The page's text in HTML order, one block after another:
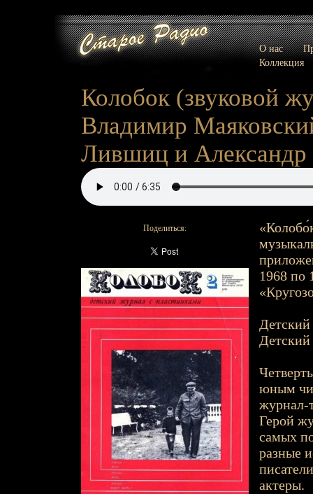
О нас
Коллекция
Колобок (звуковой
Владимир
Лившиц и
Поделиться:
1968 по
Детский
юным
журнал-
Герой
самых
разные
актеры.